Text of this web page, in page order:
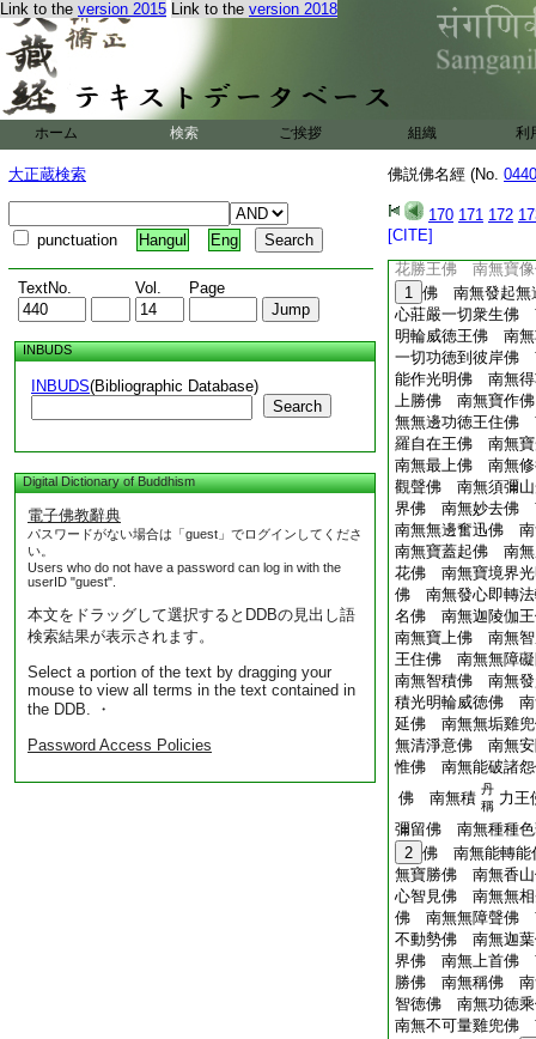
Link to the version 2015 Link to the version 2018
ホーム 検索 ご挨拶 組織 利
大正蔵検索
punctuation Hangul Eng
TextNo. Vol. Page
INBUDS
INBUDS(Bibliographic Database)
Search
Digital Dictionary of Buddhism
電子佛教辭典
パスワードがない場合は「guest」でログインしてくださ
い。
Users who do not have a password can log in with the
userID "guest".
本文をドラッグして選択するとDDBの見出し語
検索結果が表示されます。
Select a portion of the text by dragging your
mouse to view all terms in the text contained in
the DDB. ・
Password Access Policies
佛説佛名經 (No.
170 171 172
[CITE]
明佛 南無種種寶
南無憂波羅勝佛
能聖佛 南無智稱
南無寶沙羅佛 南
南無無障礙聲佛
波頭摩勝佛 南無
南無十方稱發起佛
佛 南無無邊光明
南無無邊輪奮迅
花勝王佛 南無寶
1 佛 南無發起無
心莊嚴一切衆生佛
明輪威徳王佛 南
一切功徳到彼岸佛
能作光明佛 南無
上勝佛 南無寶作
無無邊功徳王住佛
羅自在王佛 南無
南無最上佛 南無
觀聲佛 南無須彌
界佛 南無妙去佛
南無無邊奮迅佛 南
南無寶蓋起佛 南
花佛 南無寶境界
佛 南無發心即轉
名佛 南無迦陵伽
南無寶上佛 南無
王住佛 南無無障
南無智積佛 南無
積光明輪威徳佛
延佛 南無無垢雞
無清淨意佛 南無
惟佛 南無能破諸
佛 南無積 丹
稱 力
彌留佛 南無種種
2 佛 南無能轉
無寶勝佛 南無香
心智見佛 南無無
佛 南無無障聲佛
不動勢佛 南無迦
界佛 南無上首佛
勝佛 南無稱佛 南
智徳佛 南無功徳
南無不可量雞兜佛